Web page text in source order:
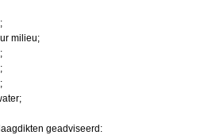
milieu;
geadviseerd: